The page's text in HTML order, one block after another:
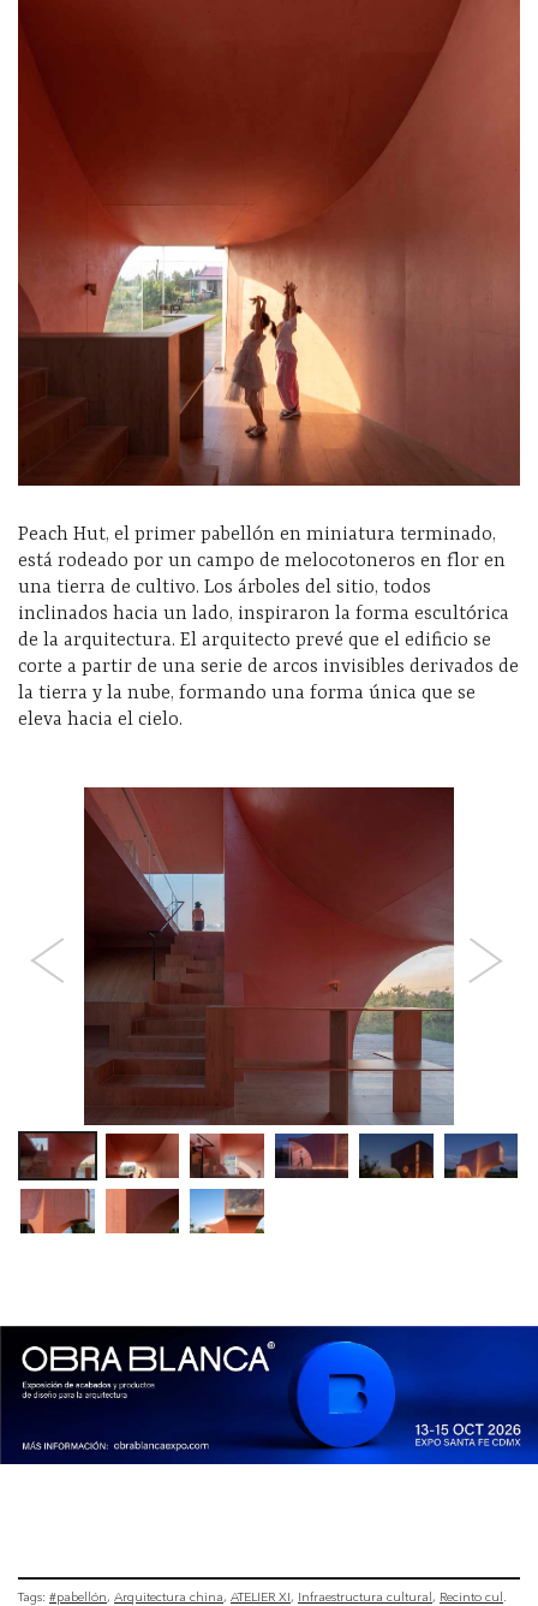
Peach Hut, el primer pabellón en miniatura terminado,
está rodeado por un campo de melocotoneros en flor en
una tierra de cultivo. Los árboles del sitio, todos
inclinados hacia un lado, inspiraron la forma escultórica
de la arquitectura. El arquitecto prevé que el edificio se
corte a partir de una serie de arcos invisibles derivados de
la tierra y la nube, formando una forma única que se
eleva hacia el cielo.
Tags: #pabellón Arquitectura china ATELIER XI Infraestructura cultural Recinto cul